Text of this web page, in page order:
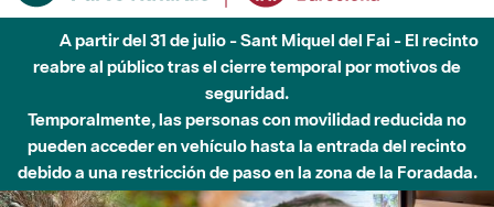
6 de agosto - Parque Fluvial Besós - Activación de la
Fase de Alerta del Parque Fluvial del Besòs por lluvias
intensas.
Cerrados los accesos al Parque.
L'Informatiu dels Parcs